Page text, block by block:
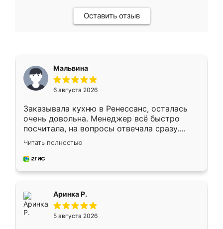
Оставить отзыв
Мальвина
6 августа 2026
Заказывала кухню в Ренессанс, осталась
очень довольна. Менеджер всё быстро
посчитала, на вопросы отвечала сразу.
Замерщик приехал в субботу, подошёл к
делу со всей ответственностью. Собрали
за день, ребята работали аккуратно, даже
Читать полностью
Аринка Р.
5 августа 2026